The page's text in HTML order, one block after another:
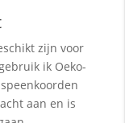
zijn voor
ik Oeko-
aan en is